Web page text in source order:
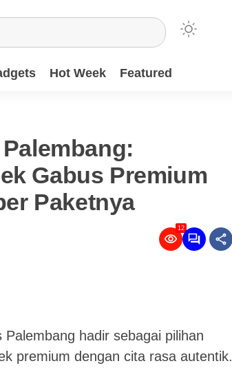
Hot Week Featured
Gabus Premium
Paketnya
12
hadir sebagai pilihan
premium dengan cita rasa autentik.